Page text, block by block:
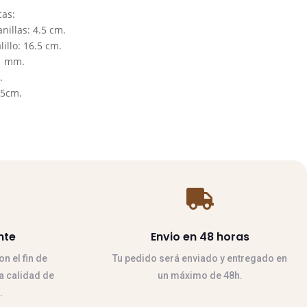
4.5 cm.
16.5 cm.
mm.
.
el fin de
calidad de

Envio en 48 horas
Tu pedido será enviado y entregado en
un máximo de 48h.